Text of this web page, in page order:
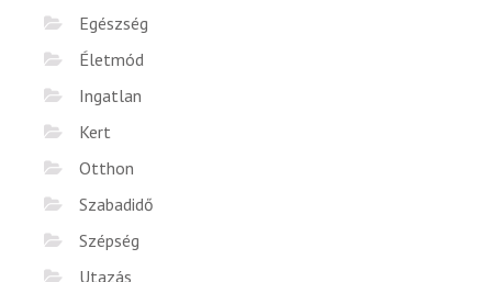
Egészség
Életmód
Ingatlan
Kert
Otthon
Szabadidő
Szépség
Utazás